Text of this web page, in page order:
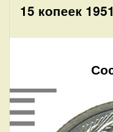
15 копеек